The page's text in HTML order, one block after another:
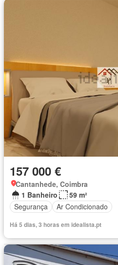
157 000 €
Cantanhede, Coimbra
1 Banheiro
59 m²
Segurança
Ar Condicionado
Há 5 dias, 3 horas em idealista.pt